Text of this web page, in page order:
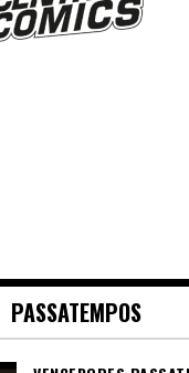
PASSATEMPOS